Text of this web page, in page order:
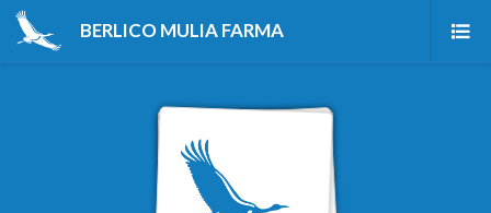
BERLICO MULIA FARMA